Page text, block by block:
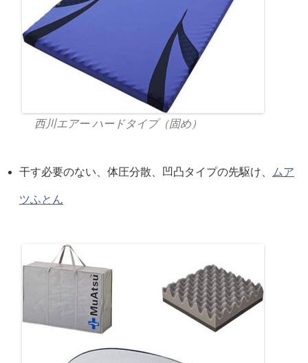
西川エアー ハードタイプ（固め）
干す必要のない、体圧分散、凹凸タイプの先駆け、 ムア
ツふとん